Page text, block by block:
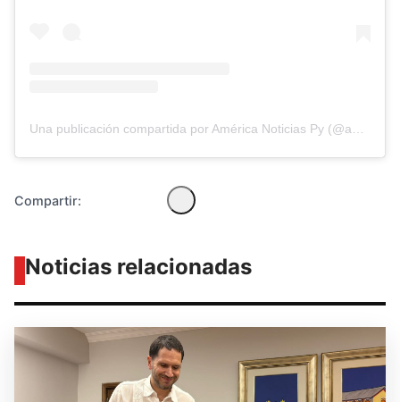
Una publicación compartida por América Noticias Py (@americanoticiasparaguay)
Compartir:
Noticias relacionadas